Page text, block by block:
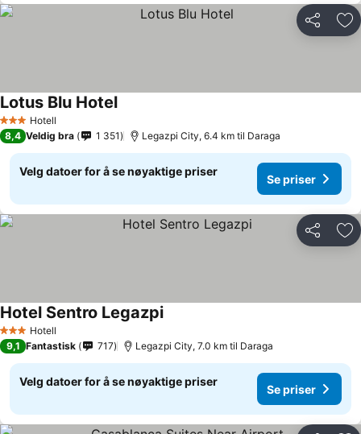
Del
3 StjernerHotell
Lotus Blu Hotel
8,4 Veldig bra 1 351 Legazpi City, 6.4 km til Daraga
Velg datoer for å se nøyaktige priser
Se priser
Del
3 StjernerHotell
Hotel Sentro Legazpi
9,1 Fantastisk 717 Legazpi City, 7.0 km til Daraga
Velg datoer for å se nøyaktige priser
Se priser